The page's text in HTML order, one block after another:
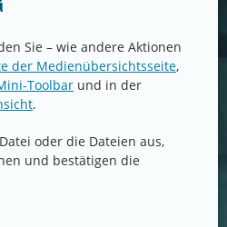
Sie – wie andere Aktionen
der Medienübersichtsseite,
Toolbar und in der
.
oder die Dateien aus,
und bestätigen die